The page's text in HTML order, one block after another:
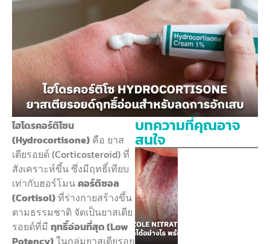
ไฮโดรคอร์ติโซน
(Hydrocortisone) คือ ยาส
เตียรอยด์ (Corticosteroid) ที่
สังเคราะห์ขึ้น ซึ่งมีฤทธิ์เทียบ
เท่ากับฮอร์โมนคอร์ติซอล
(Cortisol)ที่ร่างกายสร้างขึ้น
ตามธรรมชาติ จัดเป็นยาสเตีย
รอยด์ที่มี ฤทธิ์อ่อนที่สุด (Low
Potency)ในกลุ่มยาสเตียรอย
บทความที่คุณอาจ
สนใจ